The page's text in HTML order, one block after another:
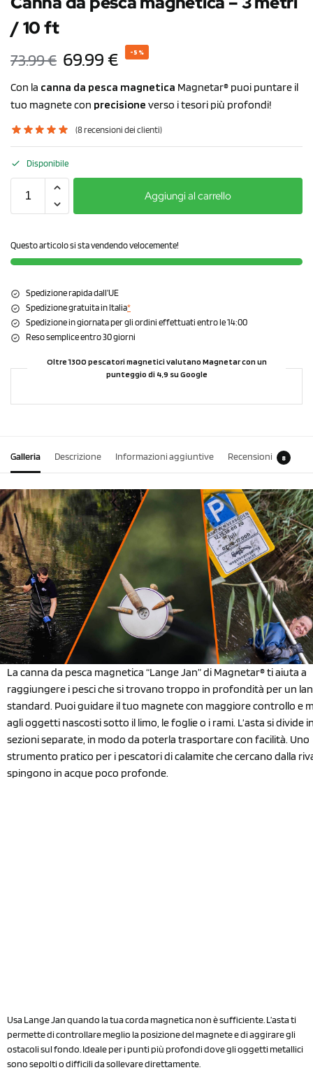
/ 10 ft
73.99€ 69.99€ -5%
Con la canna da pesca magnetica Magnetar® puoi puntare il
tuo magnete con precisione verso i tesori più profondi!
(8recensioni dei clienti)
Disponibile
Aggiungi al carrello
Questo articolo si sta vendendo velocemente!
Spedizione rapida dall’UE
Spedizione gratuita in Italia*
Spedizione in giornata per gli ordini effettuati entro le 14:00
Reso semplice entro 30 giorni
Oltre 1300 pescatori magnetici valutano Magnetar con un
punteggio di 4,9 su Google
Galleria Descrizione Informazioni aggiuntive Recensioni 8
La canna da pesca magnetica “Lange Jan” di Magnetar® ti aiuta a
raggiungere i pesci che si trovano troppo in profondità per un
standard. Puoi guidare il tuo magnete con maggiore controllo e
agli oggetti nascosti sotto il limo, le foglie o i rami. L’asta si divide
sezioni separate, in modo da poterla trasportare con facilità. Uno
strumento pratico per i pescatori di calamite che cercano dalla
spingono in acque poco profonde.
Usa Lange Jan quando la tua corda magnetica non è sufficiente. L’asta ti
permette di controllare meglio la posizione del magnete e di aggirare gli
ostacoli sul fondo. Ideale per i punti più profondi dove gli oggetti metallici
sono sepolti o difficili da sollevare direttamente.